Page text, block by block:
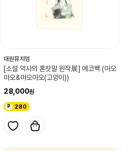
대원뮤지엄
[소설 약사의 혼잣말 원작展] 에코백 (마오
마오&마오마오(고양이))
28,000
280